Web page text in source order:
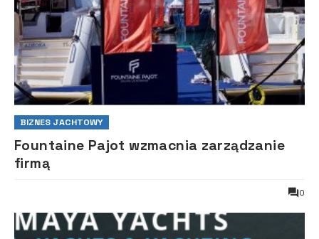
BIZNES JACHTOWY
Fountaine Pajot wzmacnia zarządzanie
firmą
0